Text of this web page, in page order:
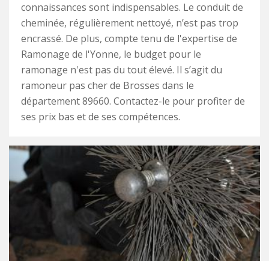
connaissances sont indispensables. Le conduit de
cheminée, régulièrement nettoyé, n’est pas trop
encrassé. De plus, compte tenu de l'expertise de
Ramonage de l'Yonne, le budget pour le
ramonage n'est pas du tout élevé. Il s’agit du
ramoneur pas cher de Brosses dans le
département 89660. Contactez-le pour profiter de
ses prix bas et de ses compétences.